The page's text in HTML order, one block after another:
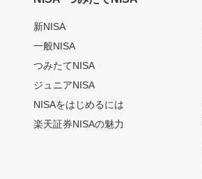
新NISA
一般NISA
つみたてNISA
ジュニアNISA
NISAをはじめるには
楽天証券NISAの魅力